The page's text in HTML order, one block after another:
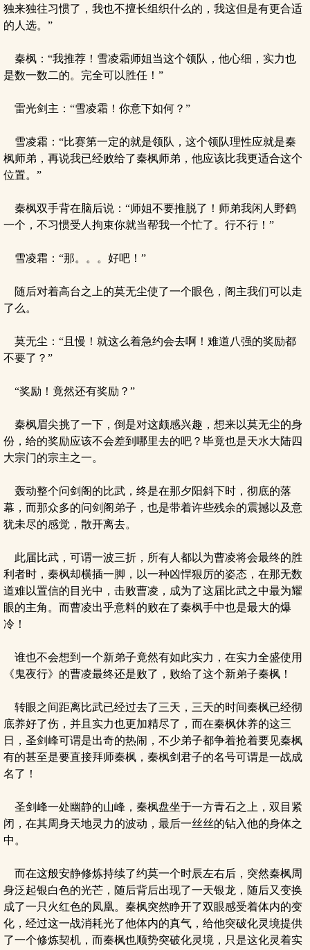
独来独往习惯了，我也不擅长组织什么的，我这但是有更合适
的人选。”
秦枫：“我推荐！雪凌霜师姐当这个领队，他心细，实力也
是数一数二的。完全可以胜任！”
雷光剑主：“雪凌霜！你意下如何？”
雪凌霜：“比赛第一定的就是领队，这个领队理性应就是秦
枫师弟，再说我已经败给了秦枫师弟，他应该比我更适合这个
位置。”
秦枫双手背在脑后说：“师姐不要推脱了！师弟我闲人野鹤
一个，不习惯受人拘束你就当帮我一个忙了。行不行！”
雪凌霜：“那。。。好吧！”
随后对着高台之上的莫无尘使了一个眼色，阁主我们可以走
了么。
莫无尘：“且慢！就这么着急约会去啊！难道八强的奖励都
不要了？”
“奖励！竟然还有奖励？”
秦枫眉尖挑了一下，倒是对这颇感兴趣，想来以莫无尘的身
份，给的奖励应该不会差到哪里去的吧？毕竟也是天水大陆四
大宗门的宗主之一。
轰动整个问剑阁的比武，终是在那夕阳斜下时，彻底的落
幕，而那众多的问剑阁弟子，也是带着许些残余的震撼以及意
犹未尽的感觉，散开离去。
此届比武，可谓一波三折，所有人都以为曹凌将会最终的胜
利者时，秦枫却横插一脚，以一种凶悍狠厉的姿态，在那无数
道难以置信的目光中，击败曹凌，成为了这届比武之中最为耀
眼的主角。而曹凌出乎意料的败在了秦枫手中也是最大的爆
冷！
谁也不会想到一个新弟子竟然有如此实力，在实力全盛使用
《鬼夜行》的曹凌最终还是败了，败给了这个新弟子秦枫！
转眼之间距离比武已经过去了三天，三天的时间秦枫已经彻
底养好了伤，并且实力也更加精尽了，而在秦枫休养的这三
日，圣剑峰可谓是出奇的热闹，不少弟子都争着抢着要见秦枫
有的甚至是要直接拜师秦枫，秦枫剑君子的名号可谓是一战成
名了！
圣剑峰一处幽静的山峰，秦枫盘坐于一方青石之上，双目紧
闭，在其周身天地灵力的波动，最后一丝丝的钻入他的身体之
中。
而在这般安静修炼持续了约莫一个时辰左右后，突然秦枫周
身泛起银白色的光芒，随后背后出现了一天银龙，随后又变换
成了一只火红色的凤凰。秦枫突然睁开了双眼感受着体内的变
化，经过这一战消耗光了他体内的真气，给他突破化灵境提供
了一个修炼契机，而秦枫也顺势突破化灵境，只是这化灵着实